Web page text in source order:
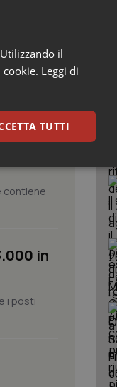
contiene
in
i posti
il
Leggi di
TUTTI
sulle pagine
per la loro
dati sul consenso
e